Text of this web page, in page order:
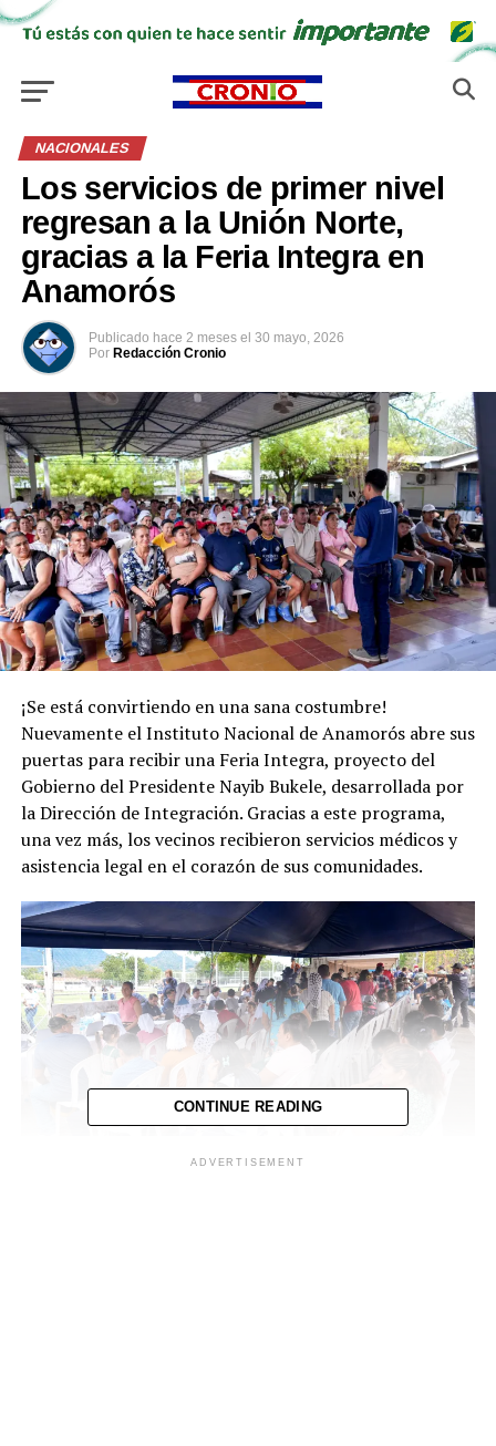
NACIONALES
Los servicios de primer nivel
regresan a la Unión Norte,
gracias a la Feria Integra en
Anamorós
Publicado hace 2 meses el 30 mayo, 2026
Por Redacción Cronio
¡Se está convirtiendo en una sana costumbre!
Nuevamente el Instituto Nacional de Anamorós abre sus
puertas para recibir una Feria Integra, proyecto del
Gobierno del Presidente Nayib Bukele, desarrollada por
la Dirección de Integración. Gracias a este programa,
una vez más, los vecinos recibieron servicios médicos y
asistencia legal en el corazón de sus comunidades.
CONTINUE READING
ADVERTISEMENT